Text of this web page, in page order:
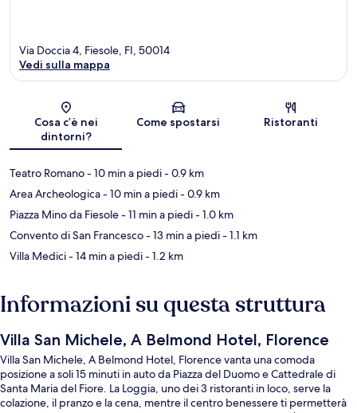
Mappa
Via Doccia 4, Fiesole, FI, 50014
Vedi sulla mappa
Cosa c’è nei
dintorni?
Come spostarsi Ristoranti
Teatro Romano- 10 min a piedi- 0.9 km
Area Archeologica- 10 min a piedi- 0.9 km
Piazza Mino da Fiesole- 11 min a piedi- 1.0 km
Convento di San Francesco- 13 min a piedi- 1.1 km
Villa Medici- 14 min a piedi- 1.2 km
Informazioni su questa struttura
Villa San Michele, A Belmond Hotel, Florence
Villa San Michele, A Belmond Hotel, Florence vanta una comoda
posizione a soli 15 minuti in auto da Piazza del Duomo e Cattedrale di
Santa Maria del Fiore. La Loggia, uno dei 3 ristoranti in loco, serve la
colazione, il pranzo e la cena, mentre il centro benessere ti permetterà